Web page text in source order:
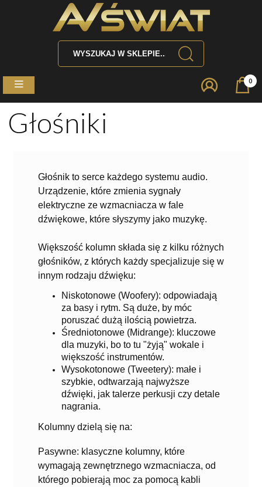
0
Głośniki
Głośnik to serce każdego systemu audio.
Urządzenie, które zmienia sygnały
elektryczne ze wzmacniacza w fale
dźwiękowe, które słyszymy jako muzykę.
Większość kolumn składa się z kilku różnych
głośników, z których każdy specjalizuje się w
innym rodzaju dźwięku:
Niskotonowe (Woofery): odpowiadają
za basy i rytm. Są duże, by móc
poruszać dużą ilością powietrza.
Średniotonowe (Midrange): kluczowe
dla muzyki, bo to tu "żyją" wokale i
większość instrumentów.
Wysokotonowe (Tweetery): małe i
szybkie, odtwarzają najwyższe
dźwięki, jak talerze perkusji czy detale
nagrania.
Kolumny dzielą się na:
Pasywne: klasyczne kolumny, które
wymagają zewnętrznego wzmacniacza, od
którego pobierają moc za pomocą kabli